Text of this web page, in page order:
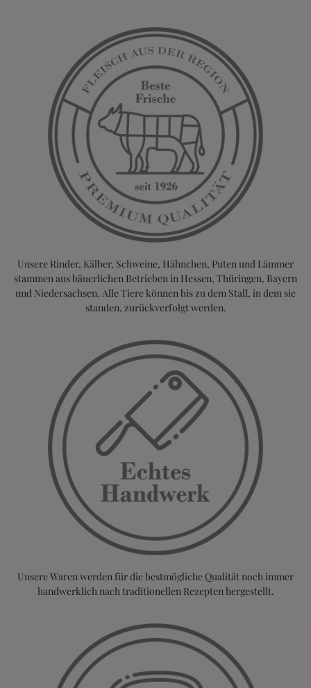
Unsere Rinder, Kälber, Schweine, Hähnchen, Puten und Lämmer
stammen aus bäuerlichen Betrieben in Hessen, Thüringen, Bayern
und Niedersachsen. Alle Tiere können bis zu dem Stall, in dem sie
standen, zurückverfolgt werden.
Unsere Waren werden für die bestmögliche Qualität noch immer
handwerklich nach traditionellen Rezepten hergestellt.